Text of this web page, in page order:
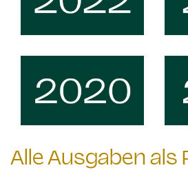
Alle Ausgaben als